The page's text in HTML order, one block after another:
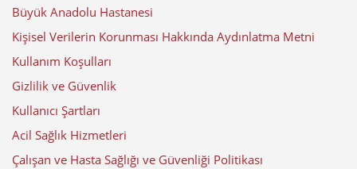
Büyük Anadolu Hastanesi
Kişisel Verilerin Korunması Hakkında Aydınlatma Metni
Kullanım Koşulları
Gizlilik ve Güvenlik
Kullanıcı Şartları
Acil Sağlık Hizmetleri
Çalışan ve Hasta Sağlığı ve Güvenliği Politikası